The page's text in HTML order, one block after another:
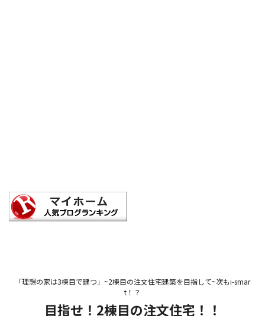
「理想の家は3棟目で建つ」~2棟目の注文住宅建築を目指して~次もi-smar
t！？
目指せ！2棟目の注文住宅！！